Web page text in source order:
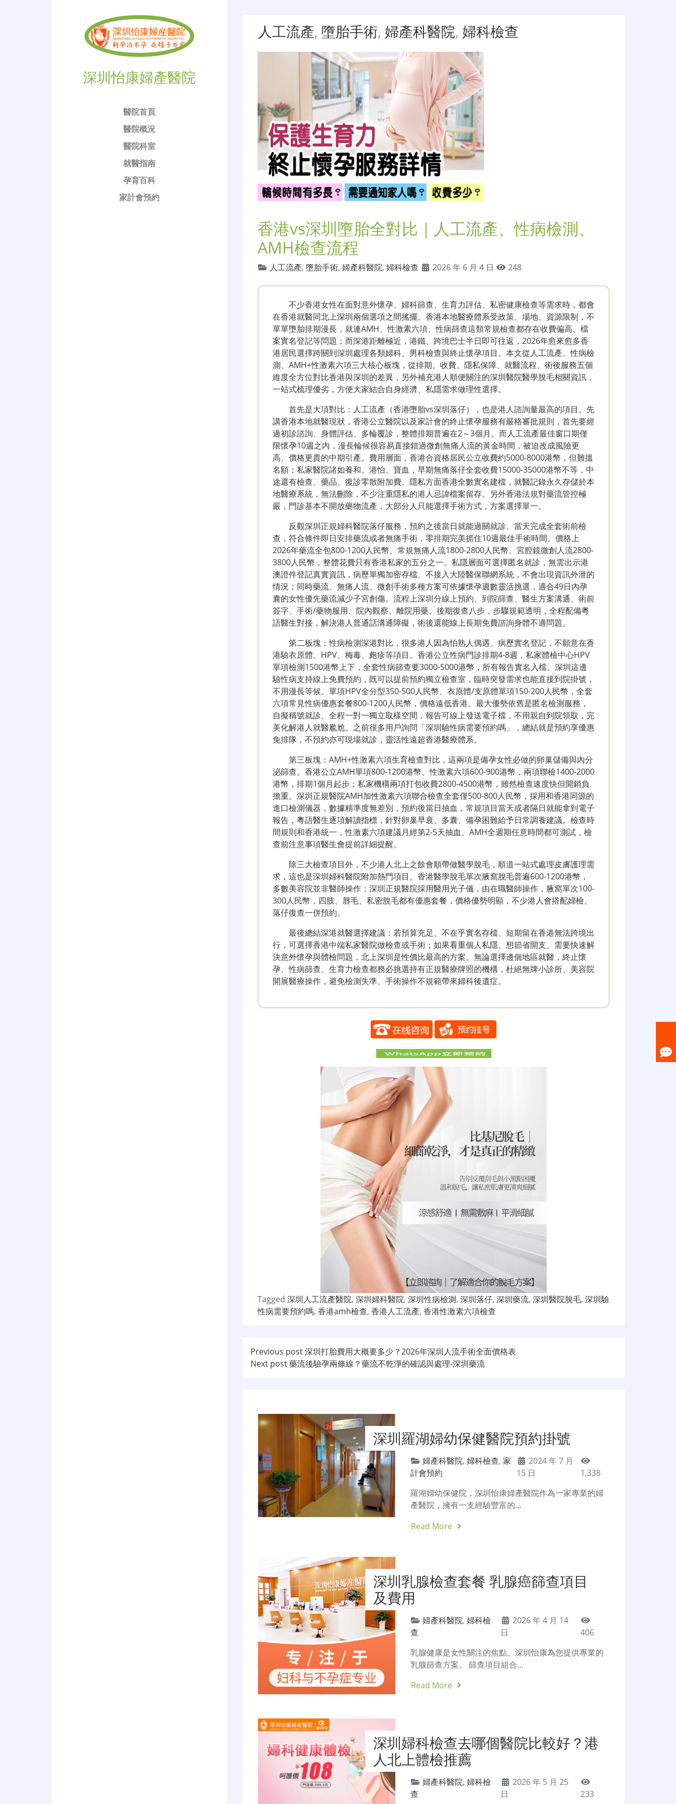
深圳怡康婦產醫院
醫院首頁
醫院概況
醫院科室
就醫指南
孕育百科
家計會預約
人工流產, 墮胎手術, 婦產科醫院, 婦科檢查
香港vs深圳墮胎全對比｜人工流產、性病檢測、
AMH檢查流程
人工流產, 墮胎手術, 婦產科醫院, 婦科檢查 2026 年 6 月 4 日 248
不少香港女性在面對意外懷孕、婦科篩查、生育力評估、私密健康檢查等需求時，都會
在香港就醫同北上深圳兩個選項之間搖擺。香港本地醫療體系受政策、場地、資源限制，不
單單墮胎排期漫長，就連AMH、性激素六項、性病篩查這類常規檢查都存在收費偏高、檔
案實名登記等問題；而深港距離極近，港鐵、跨境巴士半日即可往返，2026年愈來愈多香
港居民選擇跨關到深圳處理各類婦科、男科檢查與終止懷孕項目。本文從人工流產、性病檢
測、AMH+性激素六項三大核心板塊，從排期、收費、隱私保障、就醫流程、術後服務五個
維度全方位對比香港與深圳的差異，另外補充港人順便關注的深圳醫院醫學脫毛相關資訊，
一站式梳理優劣，方便大家結合自身經濟、私隱需求做理性選擇。
首先是大項對比：人工流產（香港墮胎vs深圳落仔），也是港人諮詢量最高的項目。先
講香港本地就醫現狀，香港公立醫院以及家計會的終止懷孕服務有嚴格審批規則，首先要經
過初診諮詢、身體評估、多輪覆診，整體排期普遍在2～3個月。而人工流產最佳窗口期僅
限懷孕10週之內，漫長輪候很容易直接錯過微創無痛人流的黃金時間，被迫改成風險更
高、價格更貴的中期引產。費用層面，香港合資格居民公立收費約5000-8000港幣，但難搵
名額；私家醫院諸如養和、港怡、寶血，早期無痛落仔全套收費15000-35000港幣不等，中
途還有檢查、藥品、復診零散附加費。隱私方面香港全數實名建檔，就醫記錄永久存儲於本
地醫療系統，無法刪除，不少注重隱私的港人忌諱檔案留存。另外香港法規對藥流管控極
嚴，門診基本不開放藥物流產，大部分人只能選擇手術方式，方案選擇單一。
反觀深圳正規婦科醫院落仔服務，預約之後當日就能過關就診、當天完成全套術前檢
查，符合條件即日安排藥流或者無痛手術，零排期完美抓住10週最佳手術時間。價格上
2026年藥流全包800-1200人民幣、常規無痛人流1800-2800人民幣、宮腔鏡微創人流2800-
3800人民幣，整體花費只有香港私家的五分之一。私隱層面可選擇匿名就診，無需出示港
澳證件登記真實資訊，病歷單獨加密存檔、不接入大陸醫保聯網系統，不會出現資訊外泄的
情況；同時藥流、無痛人流、微創手術多種方案可依據懷孕週數靈活挑選，適合49日內孕
囊的女性優先藥流減少子宮創傷。流程上深圳分線上預約、到院篩查、醫生方案溝通、術前
簽字、手術/藥物服用、院內觀察、離院用藥、後期復查八步，步驟規範透明，全程配備粵
語醫生對接，解決港人普通話溝通障礙，術後還能線上長期免費諮詢身體不適問題。
第二板塊：性病檢測深港對比，很多港人因為怕熟人偶遇、病歷實名登記，不願意在香
港驗衣原體、HPV、梅毒、皰疹等項目。香港公立性病門診排期4-8週，私家體檢中心HPV
單項檢測1500港幣上下，全套性病篩查要3000-5000港幣，所有報告實名入檔。深圳這邊
驗性病支持線上免費預約，既可以提前預約獨立檢查室，臨時突發需求也能直接到院掛號，
不用漫長等候。單項HPV全分型350-500人民幣、衣原體/支原體單項150-200人民幣，全套
六項常見性病優惠套餐800-1200人民幣，價格遠低香港。最大優勢依舊是匿名檢測服務，
自擬稱號就診、全程一對一獨立取樣空間，報告可線上發送電子檔，不用親自到院領取，完
美化解港人就醫尷尬。之前很多用戶詢問「深圳驗性病需要預約嗎」，總結就是預約享優惠
免排隊，不預約亦可現場就診，靈活性遠超香港醫療體系。
第三板塊：AMH+性激素六項生育檢查對比，這兩項是備孕女性必做的卵巢儲備與內分
泌篩查。香港公立AMH單項800-1200港幣、性激素六項600-900港幣，兩項聯檢1400-2000
港幣，排期1個月起步；私家機構兩項打包收費2800-4500港幣，雖然檢查速度快但開銷負
擔重。深圳正規醫院AMH加性激素六項聯合檢查全套僅500-800人民幣，採用和香港同源的
進口檢測儀器，數據精準度無差別，預約後當日抽血，常規項目當天或者隔日就能拿到電子
報告，粵語醫生逐項解讀指標，針對卵巢早衰、多囊、備孕困難給予日常調養建議。檢查時
間規則和香港統一，性激素六項建議月經第2-5天抽血、AMH全週期任意時間都可測試，檢
查前注意事項醫生會提前詳細提醒。
除三大檢查項目外，不少港人北上之餘會順帶做醫學脫毛，順道一站式處理皮膚護理需
求，這也是深圳婦科醫院附加熱門項目。香港醫學脫毛單次腋窩脫毛普遍600-1200港幣，
多數美容院並非醫師操作；深圳正規醫院採用醫用光子儀，由在職醫師操作，腋窩單次100-
300人民幣，四肢、唇毛、私密脫毛都有優惠套餐，價格優勢明顯，不少港人會搭配婦檢、
落仔復查一併預約。
最後總結深港就醫選擇建議：若預算充足、不在乎實名存檔、短期留在香港無法跨境出
行，可選擇香港中端私家醫院做檢查或手術；如果看重個人私隱、想節省開支、需要快速解
決意外懷孕與體檢問題，北上深圳是性價比最高的方案。無論選擇邊個地區就醫，終止懷
孕、性病篩查、生育力檢查都務必挑選持有正規醫療牌照的機構，杜絕無牌小診所、美容院
開展醫療操作，避免檢測失準、手術操作不規範帶來婦科後遺症。
Tagged 深圳人工流產醫院, 深圳婦科醫院, 深圳性病檢測, 深圳落仔, 深圳藥流, 深圳醫院脫毛, 深圳驗
性病需要預約嗎, 香港amh檢查, 香港人工流產, 香港性激素六項檢查
文
章
航
Previous post深圳打胎費用大概要多少？2026年深圳人流手術全面價格表
Next post藥流後驗孕兩條線？藥流不乾淨的確認與處理-深圳藥流
深圳羅湖婦幼保健醫院預約掛號
婦產科醫院,婦科檢查,家
計會預約
2024 年 7 月
15 日
1,338
羅湖婦幼保健院，深圳怡康婦產醫院作為一家專業的婦
產醫院，擁有一支經驗豐富的…
Read More
深圳乳腺檢查套餐 乳腺癌篩查項目
及費用
婦產科醫院,婦科檢
查
2026 年 4 月 14
日
406
乳腺健康是女性關注的焦點。深圳怡康為您提供專業的
乳腺篩查方案。 篩查項目組合…
Read More
深圳婦科檢查去哪個醫院比較好？港
人北上體檢推薦
婦產科醫院,婦科檢
查
2026 年 5 月 25
日
233